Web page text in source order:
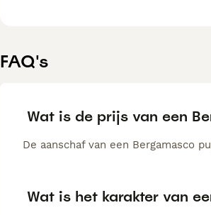
FAQ's
Wat is de prijs van een
De aanschaf van een Bergamasco
Wat is het karakter van